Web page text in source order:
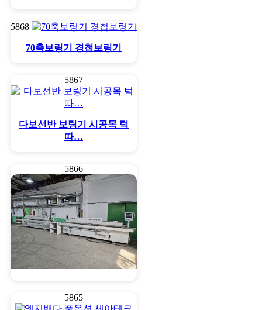
5868
70축보링기 경첩보링기
5867
다보선반 보링기 시공목 턱
따…
5866
5865